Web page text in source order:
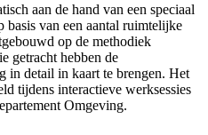
aan de hand van een speciaal
van een aantal ruimtelijke
op de methodiek
getracht hebben de
in detail in kaart te brengen. Het
tijdens interactieve werksessies
Omgeving.